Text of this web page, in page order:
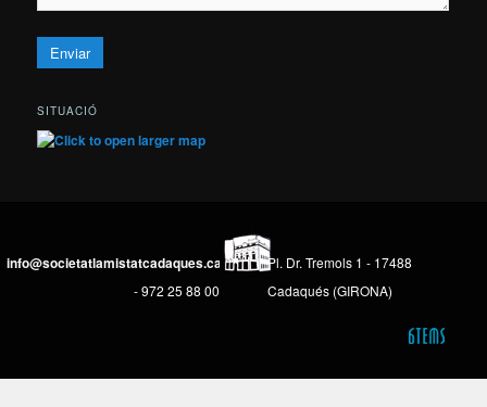
SITUACIÓ
info@societatlamistatcadaques.cat
- 972 25 88 00
Pl. Dr. Tremols 1 - 17488
Cadaqués (GIRONA)